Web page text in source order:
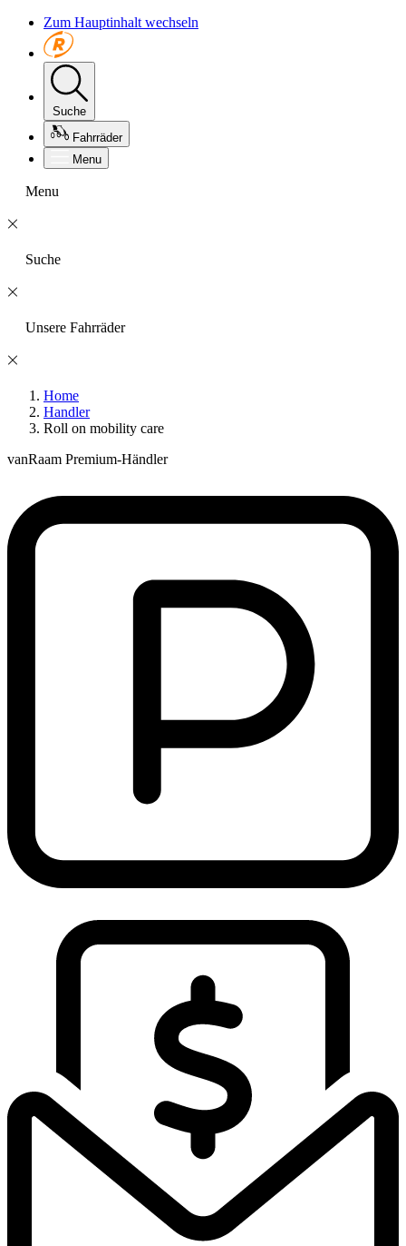
Zum Hauptinhalt wechseln
Suche
Fahrräder
Menu
Menu
Suche
Unsere Fahrräder
Home
Handler
Roll on mobility care
vanRaam Premium-Händler